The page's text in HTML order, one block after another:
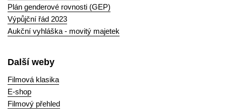
Plán genderové rovnosti (GEP)
Výpůjční řád 2023
Aukční vyhláška - movitý majetek
Další weby
Filmová klasika
E-shop
Filmový přehled